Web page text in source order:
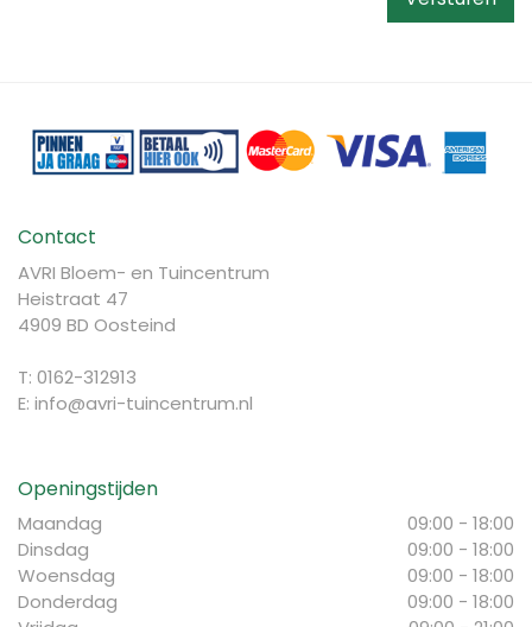
Contact
AVRI Bloem- en Tuincentrum
Heistraat 47
4909 BD Oosteind
T: 0162-312913
E: info@avri-tuincentrum.nl
Openingstijden
Maandag
09:00 - 18:00
Dinsdag
09:00 - 18:00
Woensdag
09:00 - 18:00
Donderdag
09:00 - 18:00